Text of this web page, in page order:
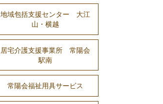
地域包括支援センター 大江
山・横越
居宅介護支援事業所 常陽会
駅南
常陽会福祉用具サービス